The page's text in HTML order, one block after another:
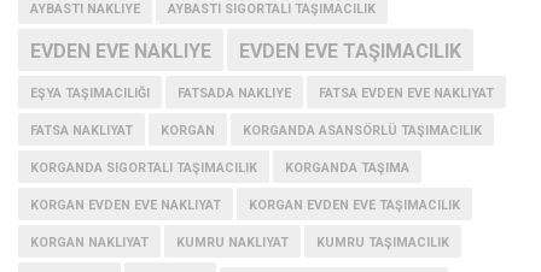
AYBASTI NAKLIYE AYBASTI SIGORTALI TAŞIMACILIK
EVDEN EVE NAKLIYE EVDEN EVE TAŞIMACILIK
EŞYA TAŞIMACILIĞI FATSADA NAKLIYE FATSA EVDEN EVE NAKLIYAT
FATSA NAKLIYAT KORGAN KORGANDA ASANSÖRLÜ TAŞIMACILIK
KORGANDA SIGORTALI TAŞIMACILIK KORGANDA TAŞIMA
KORGAN EVDEN EVE NAKLIYAT KORGAN EVDEN EVE TAŞIMACILIK
KORGAN NAKLIYAT KUMRU NAKLIYAT KUMRU TAŞIMACILIK